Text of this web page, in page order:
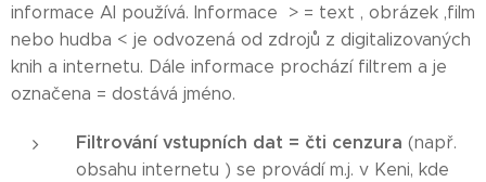
informace AI používá. Informace > = text , obrázek ,film
nebo hudba < je odvozená od zdrojů z digitalizovaných
knih a internetu. Dále informace prochází filtrem a je
označena = dostává jméno.
Filtrování vstupních dat = čti cenzura (např.
obsahu internetu ) se provádí m.j. v Keni, kde